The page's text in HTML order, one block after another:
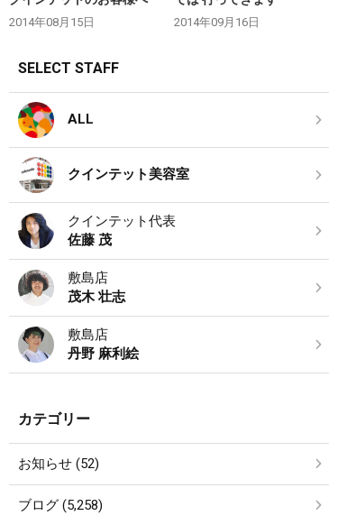
2014年08月15日 2014年09月16日
SELECT STAFF
ALL
クインテット美容室
クインテット代表
佐藤 茂
敷島店
茂木 壮志
敷島店
丹野 麻利絵
カテゴリー
お知らせ (52)
ブログ (5,258)